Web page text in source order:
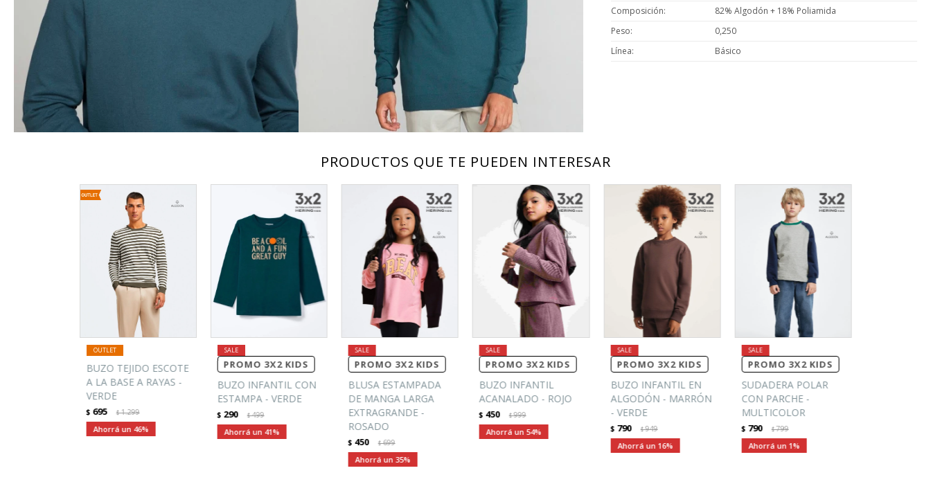
Composición
82% Algodón + 18% Poliamida
Peso
0,250
Línea
Básico
PRODUCTOS QUE TE PUEDEN INTERESAR
BUZO TEJIDO ESCOTE
A LA BASE A RAYAS -
VERDE
$ 695 $1.299
46
PROMO 3X2 KIDS
BUZO INFANTIL CON
ESTAMPA - VERDE
$ 290 $499
41
PROMO 3X2 KIDS
BLUSA ESTAMPADA
DE MANGA LARGA
EXTRAGRANDE -
ROSADO
$ 450 $699
35
PROMO 3X2 KIDS
BUZO INFANTIL
ACANALADO - ROJO
$ 450 $999
54
PROMO 3X2 KIDS
BUZO INFANTIL EN
ALGODÓN - MARRÓN
- VERDE
$ 790 $949
16
PROMO 3X2 KIDS
SUDADERA POLAR
CON PARCHE -
MULTICOLOR
$ 790 $799
1